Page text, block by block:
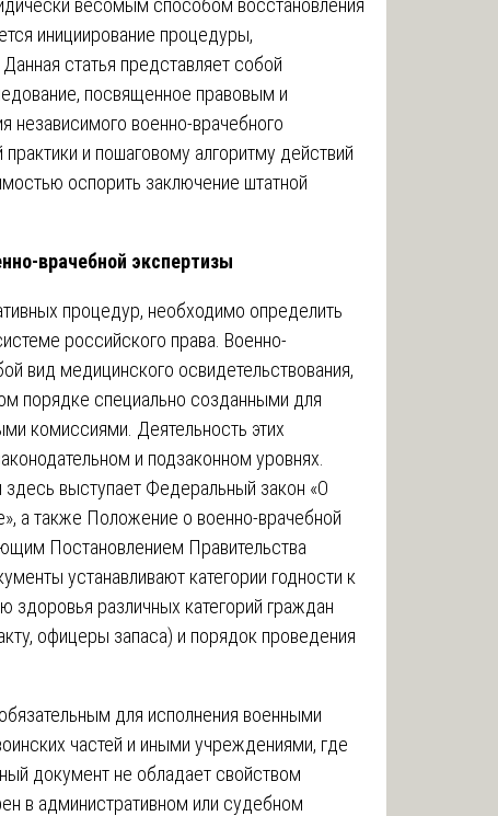
инициирование процедуры,
статья представляет собой
посвященное правовым и
независимого военно-врачебного
и пошаговому алгоритму действий
оспорить заключение штатной
врачебной экспертизы
процедур, необходимо определить
российского права. Военно-
вид медицинского освидетельствования,
порядке специально созданными для
комиссиями. Деятельность этих
и подзаконном уровнях.
выступает Федеральный закон «О
а также Положение о военно-врачебной
Постановлением Правительства
устанавливают категории годности к
здоровья различных категорий граждан
офицеры запаса) и порядок проведения
для исполнения военными
частей и иными учреждениями, где
документ не обладает свойством
в административном или судебном